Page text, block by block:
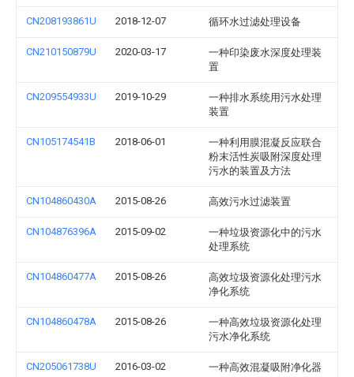
CN208193861U 2018-12-07 循环水过滤处理设备
CN210150879U 2020-03-17
一种印染废水深度处理装
置
CN209554933U 2019-10-29
一种排水系统用污水处理
装置
CN105174541B 2018-06-01
一种利用膜混凝反应联合
粉末活性炭吸附深度处理
污水的装置及方法
CN104860430A 2015-08-26 高效污水过滤装置
CN104876396A 2015-09-02
一种垃圾资源化中的污水
处理系统
CN104860477A 2015-08-26
高效垃圾资源化处理污水
净化系统
CN104860478A 2015-08-26
一种高效垃圾资源化处理
污水净化系统
CN205061738U 2016-03-02 一种高效混凝吸附净化器